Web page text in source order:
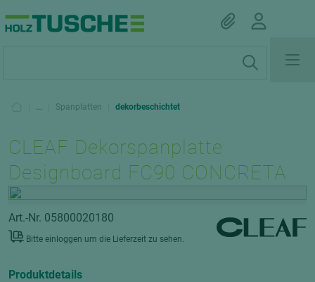
... Spanplatten dekorbeschichtet
CLEAF Dekorspanplatte
Designboard FC90 CONCRETA
Art.-Nr. 05800020180
Bitte einloggen um die Lieferzeit zu sehen.
Produktdetails